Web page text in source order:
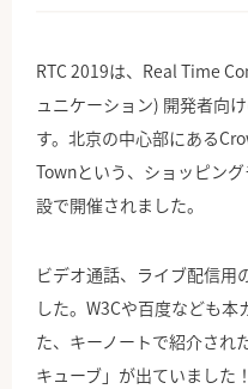
RTC 2019は、Real Time
ュニケーション) 開発者向
す。北京の中心部にある
Townという、ショッピン
設で開催されました。
ビデオ通話、ライブ配信用
した。W3Cや百度なども
た、キーノートで紹介され
キューブ」が出ていました！